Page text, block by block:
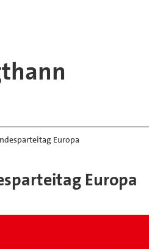
Europa
Europa